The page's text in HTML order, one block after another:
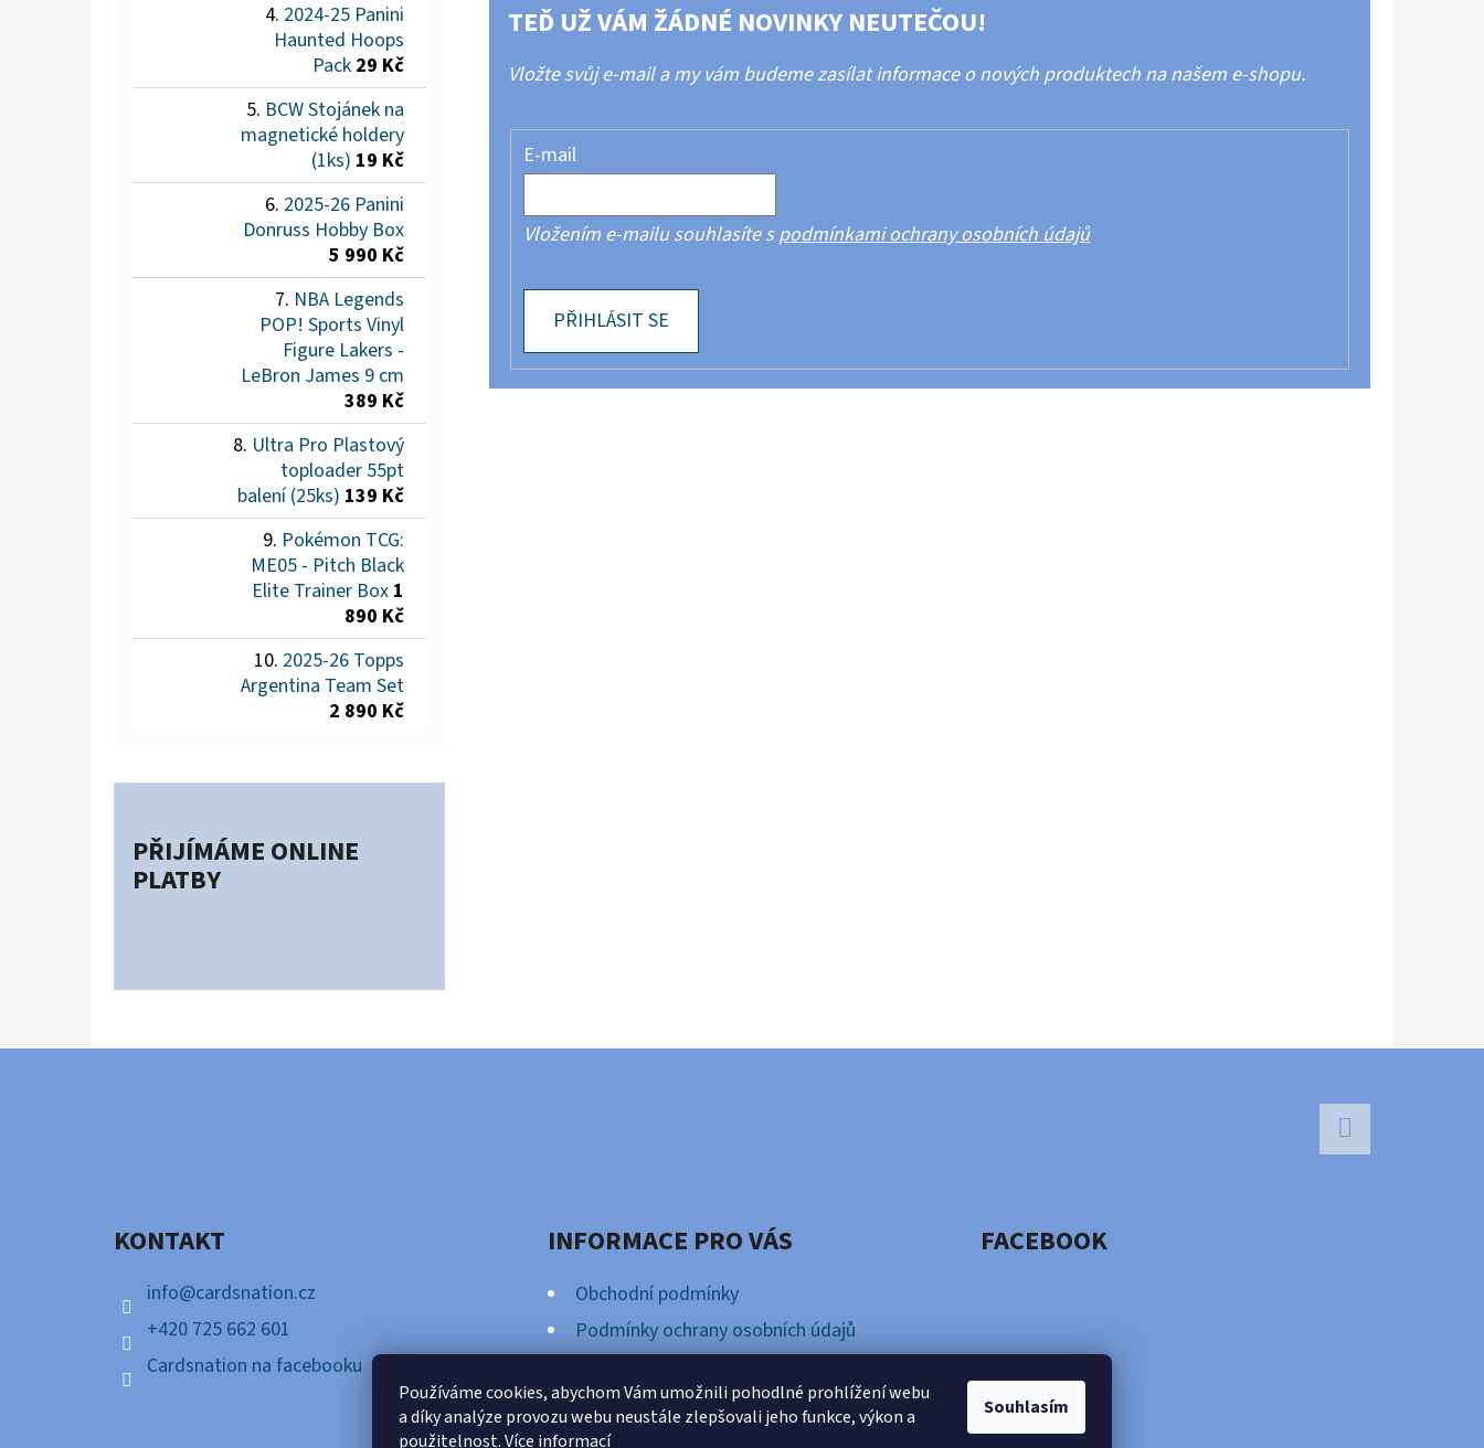
Používáme cookies, abychom Vám umožnili pohodlné prohlížení webu
a díky analýze provozu webu neustále zlepšovali jeho funkce, výkon a
použitelnost.Více informací
Souhlasím
2024-25 Panini
Haunted Hoops
Pack 29 Kč
BCW Stojánek na
magnetické holdery
(1ks) 19 Kč
2025-26 Panini
Donruss Hobby Box
5 990 Kč
NBA Legends
POP! Sports Vinyl
Figure Lakers -
LeBron James 9 cm
389 Kč
Ultra Pro Plastový
toploader 55pt
balení (25ks) 139 Kč
Pokémon TCG:
ME05 - Pitch Black
Elite Trainer Box 1
890 Kč
2025-26 Topps
Argentina Team Set
2 890 Kč
PŘIJÍMÁME ONLINE
PLATBY
TEĎ UŽ VÁM ŽÁDNÉ NOVINKY NEUTEČOU!
Vložte svůj e-mail a my vám budeme zasílat informace o nových produktech na našem e-shopu.
E-mail
Vložením e-mailu souhlasíte spodmínkami ochrany osobních údajů
PŘIHLÁSIT SE
KONTAKT
info@cardsnation.cz
+420 725 662 601
Cardsnation na facebooku
INFORMACE PRO VÁS
Obchodní podmínky
Podmínky ochrany osobních údajů
FACEBOOK